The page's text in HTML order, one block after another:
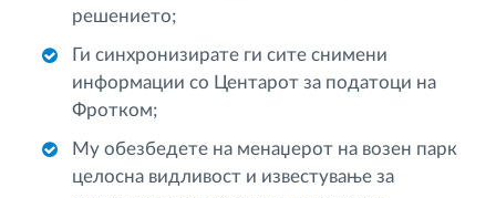
решението;
Ги синхронизирате ги сите снимени
информации со Центарот за податоци на
Фротком;
Му обезбедете на менаџерот на возен парк
целосна видливост и известување за